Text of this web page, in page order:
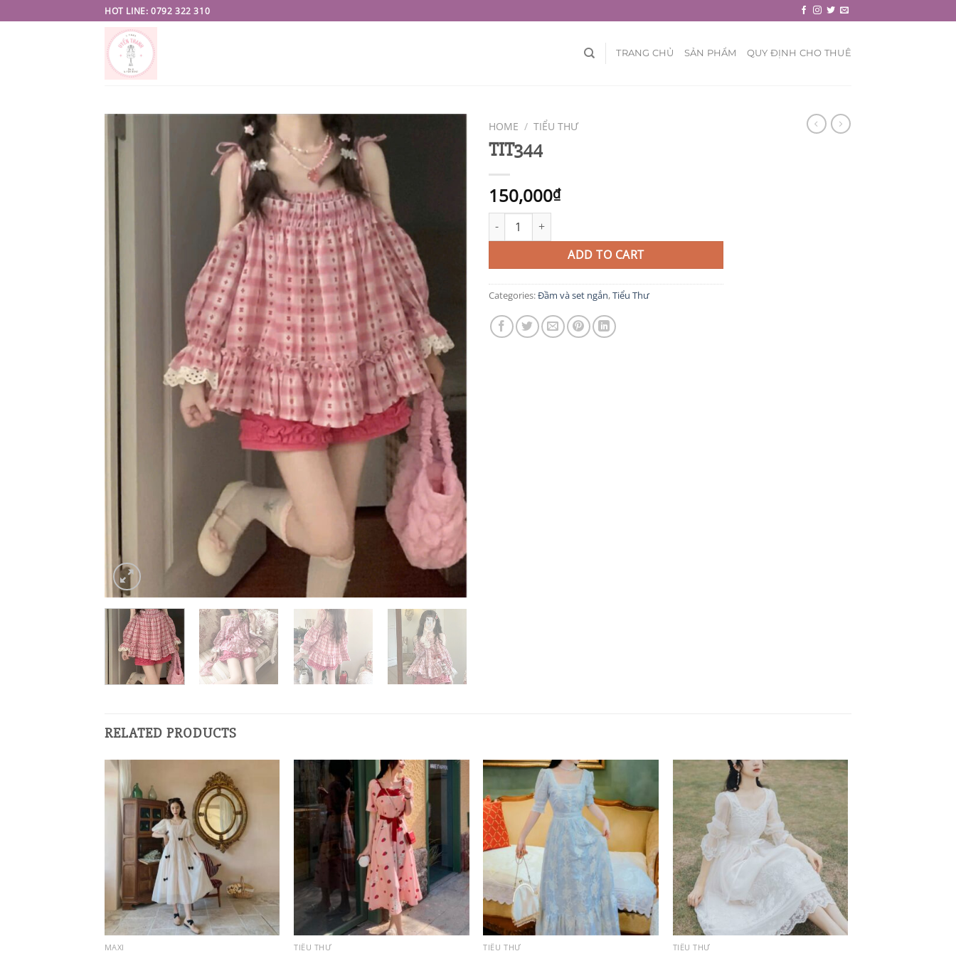
to
HOT LINE: 0792 322 310
TRANG CHỦ SẢN PHẨM QUY ĐỊNH CHO THUÊ
HOME / TIỂU THƯ
TIT344
150,000₫
TIT344 quantity
ADD TO CART
Categories:Đầm và set ngắn,Tiểu Thư
RELATED PRODUCTS
MAXI TIỂU THƯ TIỂU THƯ TIỂU THƯ